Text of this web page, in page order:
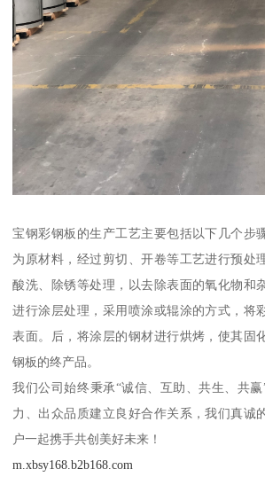
宝钢彩钢板的生产工艺主要包括以下几个步
为原材料，经过剪切、开卷等工艺进行预处
酸洗、除锈等处理，以去除表面的氧化物和
进行涂层处理，采用喷涂或辊涂的方式，将
表面。后，将涂层的钢材进行烘烤，使其固
钢板的终产品。
我们公司始终秉承“诚信、互助、共生、共
力、出众品质建立良好合作关系，我们真诚
户一起携手共创美好未来！
m.xbsy168.b2b168.com